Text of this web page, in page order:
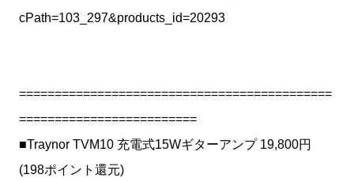
cPath=103_297&products_id=20293
============================================
=========================
■Traynor TVM10 充電式15Wギターアンプ 19,800円
(198ポイント還元)